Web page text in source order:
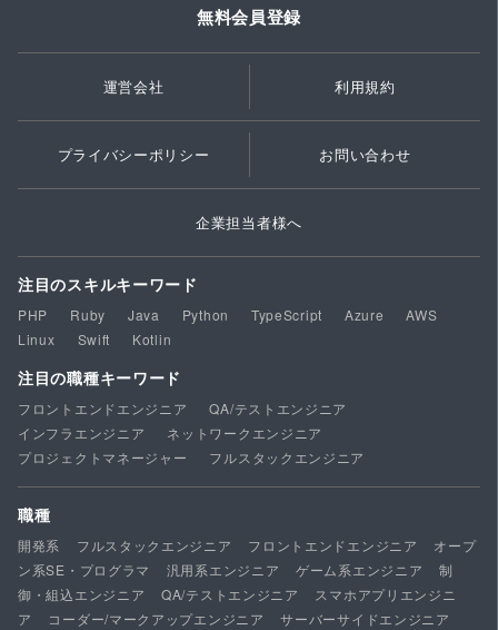
無料会員登録
運営会社 利用規約
プライバシーポリシー お問い合わせ
企業担当者様へ
注目のスキルキーワード
PHP Ruby Java Python TypeScript Azure
AWS
Linux
Swift Kotlin
注目の職種キーワード
フロントエンドエンジニア
QA/テストエンジニア
インフラエンジニア
ネットワークエンジニア
プロジェクトマネージャー
フルスタックエンジニア
職種
開発系 フルスタックエンジニア フロントエンドエンジニア
オープ
ン系SE・プログラマ
汎用系エンジニア ゲーム系エンジニア
制
御・組込エンジニア
QA/テストエンジニア
スマホアプリエンジニ
ア
コーダー/マークアップエンジニア
サーバーサイドエンジニア